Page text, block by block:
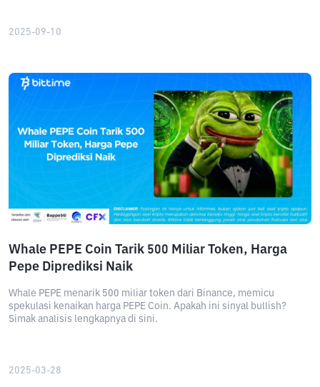
2025-09-10
Whale PEPE Coin Tarik 500 Miliar Token, Harga
Pepe Diprediksi Naik
Whale PEPE menarik 500 miliar token dari Binance, memicu
spekulasi kenaikan harga PEPE Coin. Apakah ini sinyal bullish?
Simak analisis lengkapnya di sini.
2025-03-28